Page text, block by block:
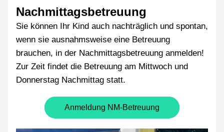
Nachmittagsbetreuung
Sie können Ihr Kind auch nachträglich und spontan,
wenn sie ausnahmsweise eine Betreuung
brauchen, in der Nachmittagsbetreuung anmelden!
Zur Zeit findet die Betreuung am Mittwoch und
Donnerstag Nachmittag statt.
Anmeldung NM-Betreuung